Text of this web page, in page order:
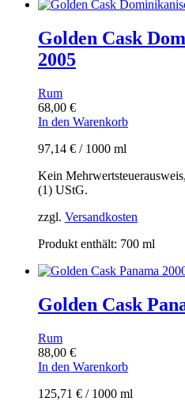
Golden Cask
2005
Rum
68,00 €
In den Warenkorb
97,14 € / 1000 ml
Kein
(1) UStG.
zzgl. Versandkosten
Produkt enthält: 700 ml
Golden Cask
Rum
88,00 €
In den Warenkorb
125,71 € / 1000 ml